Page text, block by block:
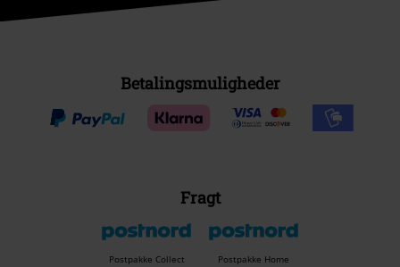
Betalingsmuligheder
Fragt
Postpakke Collect Postpakke Home